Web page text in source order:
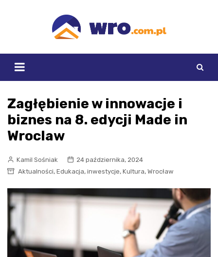
Zagłębienie w innowacje i
biznes na 8. edycji Made in
Wroclaw
Kamil Sośniak
24 października, 2024
Aktualności, Edukacja, inwestycje, Kultura, Wrocław